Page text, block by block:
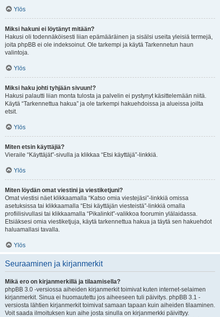
Ylös
Miksi hakuni ei löytänyt mitään?
Hakusi oli todennäköisesti liian epämääräinen ja sisälsi useita yleisiä termejä,
joita phpBB ei ole indeksoinut. Ole tarkempi ja käytä Tarkennetun haun
valintoja.
Ylös
Miksi haku johti tyhjään sivuun!?
Hakusi palautti liian monta tulosta ja palvelin ei pystynyt käsittelemään niitä.
Käytä “Tarkennettua hakua” ja ole tarkempi hakuehdoissa ja alueissa joilta
etsit.
Ylös
Miten etsin käyttäjiä?
Vieraile “Käyttäjät”-sivulla ja klikkaa “Etsi käyttäjä”-linkkiä.
Ylös
Miten löydän omat viestini ja viestiketjuni?
Omat viestisi näet klikkaamalla “Katso omia viestejäsi”-linkkiä omissa
asetuksissa tai klikkaamalla “Etsi käyttäjän viesteistä”-linkkiä omalla
profiilisivullasi tai klikkaamalla “Pikalinkit”-valikkoa foorumin ylälaidassa.
Etsiäksesi omia viestiketjuja, käytä tarkennettua hakua ja täytä sen hakuehdot
haluamallasi tavalla.
Ylös
Seuraaminen ja kirjanmerkit
Mikä ero on kirjanmerkillä ja tilaamisella?
phpBB 3.0 -versiossa aiheiden kirjanmerkit toimivat kuten internet-selaimen
kirjanmerkit. Sinua ei huomautettu jos aiheeseen tuli päivitys. phpBB 3.1 -
versiosta lähtien kirjanmerkit toimivat samaan tapaan kuin aiheiden tilaaminen.
Voit saada ilmoituksen kun aihe josta sinulla on kirjanmerkki päivittyy.